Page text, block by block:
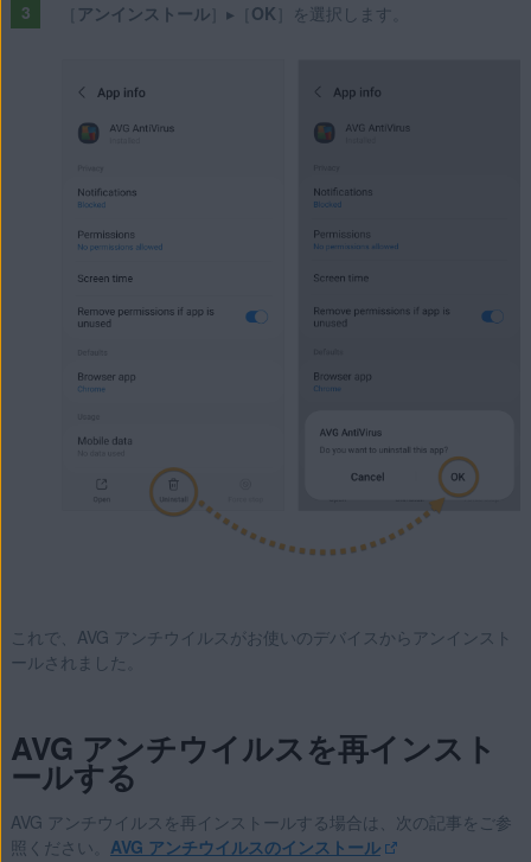
アンインストール］▸［ OK ］を選択します。
これで、AVG アンチウイルスがお使いのデバイスからアンインスト
ールされました。
AVG アンチウイルスを再インスト
ールする
AVG アンチウイルスを再インストールする場合は、次の記事をご参
照ください。 AVG アンチウイルスのインストール